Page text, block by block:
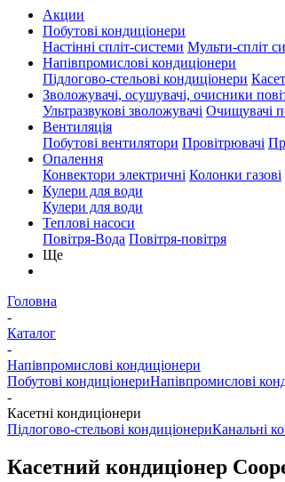
Акции
Побутові кондиціонери
Настінні спліт-системи Мульти-спліт
Напівпромислові кондиціонери
Підлогово-стельові кондиціонери
Зволожувачі, осушувачі, очисники
Ультразвукові зволожувачі Очищувачі
Вентиляція
Побутові вентилятори Провітрювачі
Опалення
Конвектори электричні Колонки газові
Кулери для води
Кулери для води
Теплові насоси
Повітря-Вода Повітря-повітря
Ще
Головна
-
Каталог
-
Напівпромислові кондиціонери
Побутові кондиціонериНапівпромислові
-
Касетні кондиціонери
Підлогово-стельові кондиціонериКанальні
Касетний кондиціонер